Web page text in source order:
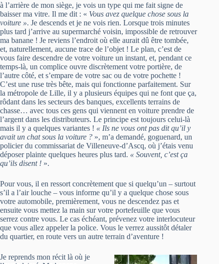
à l’arrière de mon siège, je vois un type qui me fait signe de
baisser ma vitre. Il me dit : « Vous avez quelque chose sous la
voiture ». Je descends et je ne vois rien. Lorsque trois minutes
plus tard j’arrive au supermarché voisin, impossible de retrouver
ma banane ! Je reviens l’endroit où elle aurait dû être tombée,
et, naturellement, aucune trace de l’objet ! Le plan, c’est de
vous faire descendre de votre voiture un instant, et, pendant ce
temps-là, un complice ouvre discrètement votre portière, de
l’autre côté, et s’empare de votre sac ou de votre pochette !
C’est une ruse très bête, mais qui fonctionne parfaitement. Sur
la métropole de Lille, il y a plusieurs équipes qui ne font que ça,
rôdant dans les secteurs des banques, excellents terrains de
chasse… avec tous ces gens qui viennent en voiture prendre de
l’argent dans les distributeurs. Le principe est toujours celui-là
mais il y a quelques variantes ! « Ils ne vous ont pas dit qu’il y
avait un chat sous la voiture ? », m’a demandé, goguenard, un
policier du commissariat de Villeneuve-d’Ascq, où j’étais venu
déposer plainte quelques heures plus tard. « Souvent, c’est ça
qu’ils disent ! ».
Pour vous, il en ressort concrètement que si quelqu’un – surtout
s’il a l’air louche – vous informe qu’il y a quelque chose sous
votre automobile, premièrement, vous ne descendez pas et
ensuite vous mettez la main sur votre portefeuille que vous
serrez contre vous. Le cas échéant, prévenez votre interlocuteur
que vous allez appeler la police. Vous le verrez aussitôt détaler
du quartier, en route vers un autre terrain d’aventure !
Je reprends mon récit là où je